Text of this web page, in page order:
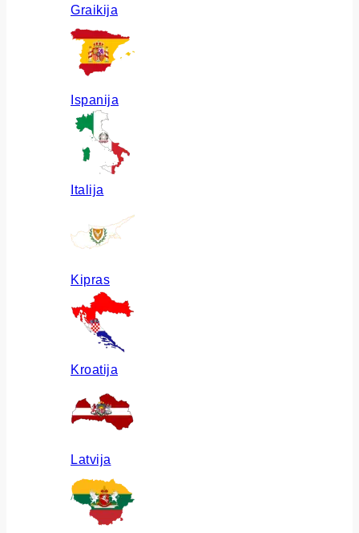
Graikija
Ispanija
Italija
Kipras
Kroatija
Latvija